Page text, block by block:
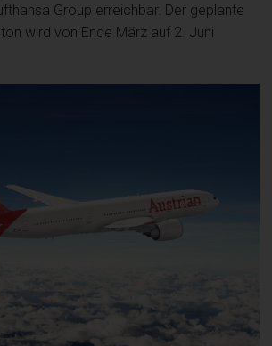
Group erreichbar. Der geplante
wird von Ende März auf 2. Juni